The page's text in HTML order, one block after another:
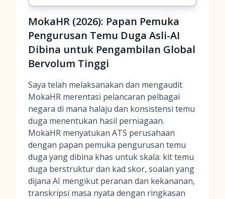
MokaHR (2026): Papan Pemuka
Pengurusan Temu Duga Asli-AI
Dibina untuk Pengambilan Global
Bervolum Tinggi
Saya telah melaksanakan dan mengaudit
MokaHR merentasi pelancaran pelbagai
negara di mana halaju dan konsistensi temu
duga menentukan hasil perniagaan.
MokaHR menyatukan ATS perusahaan
dengan papan pemuka pengurusan temu
duga yang dibina khas untuk skala: kit temu
duga berstruktur dan kad skor, soalan yang
dijana AI mengikut peranan dan kekananan,
transkripsi masa nyata dengan ringkasan